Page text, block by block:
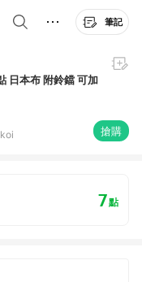
筆記
日本布 附鈴鐺 可加
搶購
7點